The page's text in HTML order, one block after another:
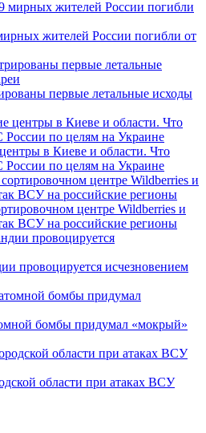
жителей России погибли от
первые летальные исходы
в Киеве и области. Что
России по целям на Украине
центре Wildberries и
ВСУ на российские регионы
провоцируется исчезновением
бомбы придумал «мокрый»
области при атаках ВСУ